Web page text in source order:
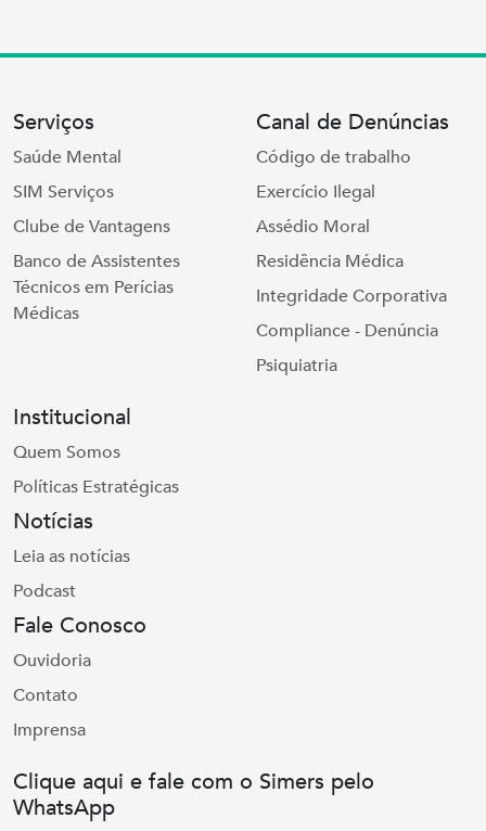
Serviços
Saúde Mental
SIM Serviços
Clube de Vantagens
Banco de Assistentes
Técnicos em Perícias
Médicas
Canal de Denúncias
Código de trabalho
Exercício Ilegal
Assédio Moral
Residência Médica
Integridade Corporativa
Compliance - Denúncia
Psiquiatria
Institucional
Quem Somos
Políticas Estratégicas
Notícias
Leia as notícias
Podcast
Fale Conosco
Ouvidoria
Contato
Imprensa
Clique aqui e fale com o Simers pelo
WhatsApp